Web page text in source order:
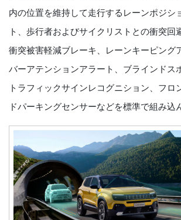
内の位置を維持して走行するレーンポジシ
ト、歩行者およびサイクリストとの衝突回
衝突被害軽減ブレーキ、レーンキーピング
バーアテンションアラート、ブラインドス
トラフィックサインレコグニション、フロ
ドパーキングセンサーなどを標準で組み込